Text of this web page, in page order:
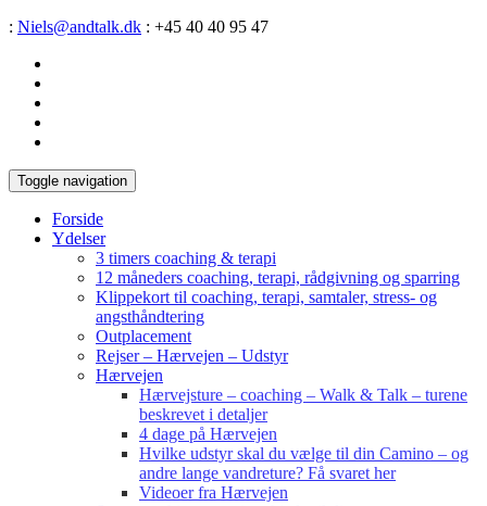
: Niels@andtalk.dk : +45 40 40 95 47
Toggle navigation
Forside
Ydelser
3 timers coaching & terapi
12 måneders coaching, terapi, rådgivning og sparring
Klippekort til coaching, terapi, samtaler, stress- og
angsthåndtering
Outplacement
Rejser – Hærvejen – Udstyr
Hærvejen
Hærvejsture – coaching – Walk & Talk – turene
beskrevet i detaljer
4 dage på Hærvejen
Hvilke udstyr skal du vælge til din Camino – og
andre lange vandreture? Få svaret her
Videoer fra Hærvejen